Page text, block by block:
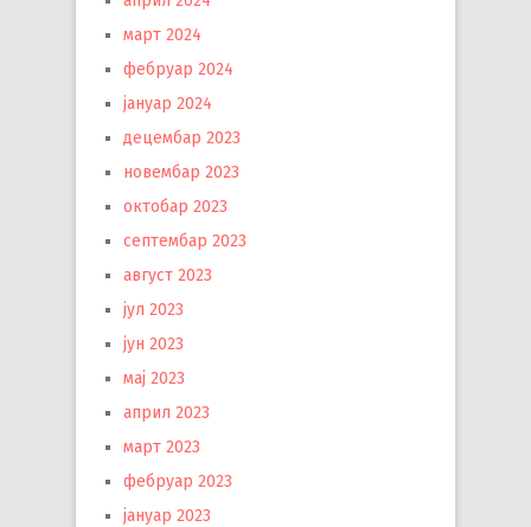
март 2024
фебруар 2024
јануар 2024
децембар 2023
новембар 2023
октобар 2023
септембар 2023
август 2023
јул 2023
јун 2023
мај 2023
април 2023
март 2023
фебруар 2023
јануар 2023